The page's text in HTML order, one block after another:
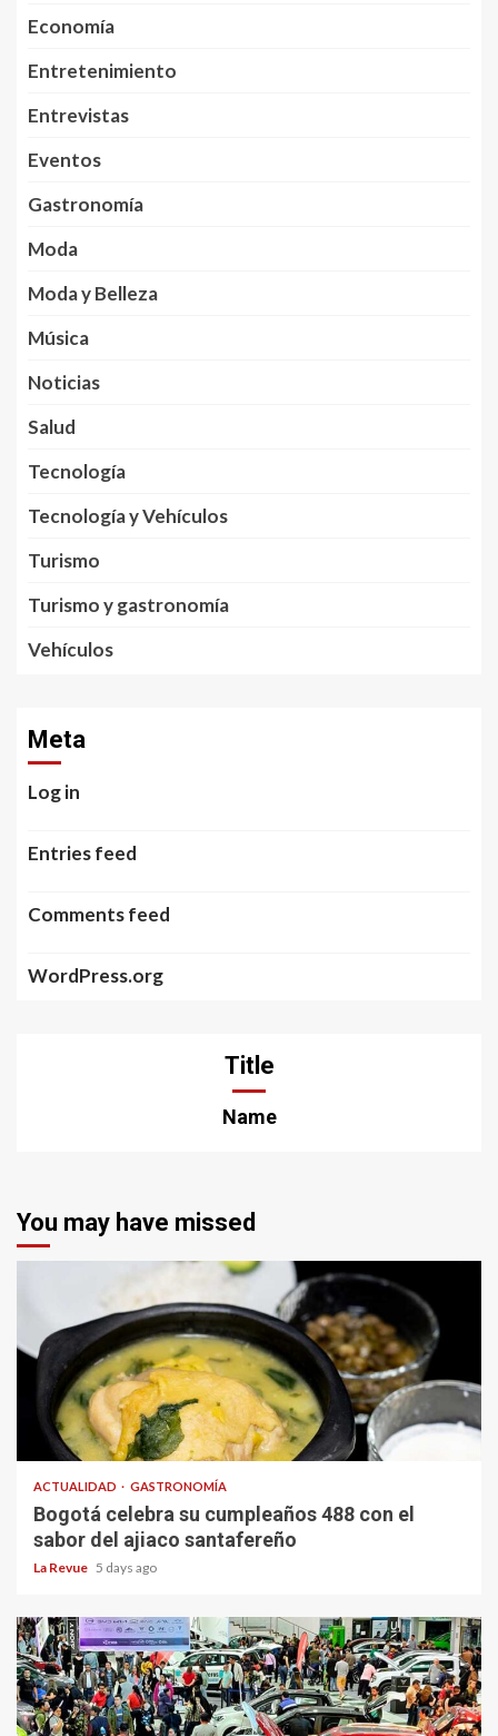
Economía
Entretenimiento
Entrevistas
Eventos
Gastronomía
Moda
Moda y Belleza
Música
Noticias
Salud
Tecnología
Tecnología y Vehículos
Turismo
Turismo y gastronomía
Vehículos
Meta
Log in
Entries feed
Comments feed
WordPress.org
Title
Name
You may have missed
ACTUALIDAD GASTRONOMÍA
Bogotá celebra su cumpleaños 488 con el
sabor del ajiaco santafereño
La Revue 5 days ago